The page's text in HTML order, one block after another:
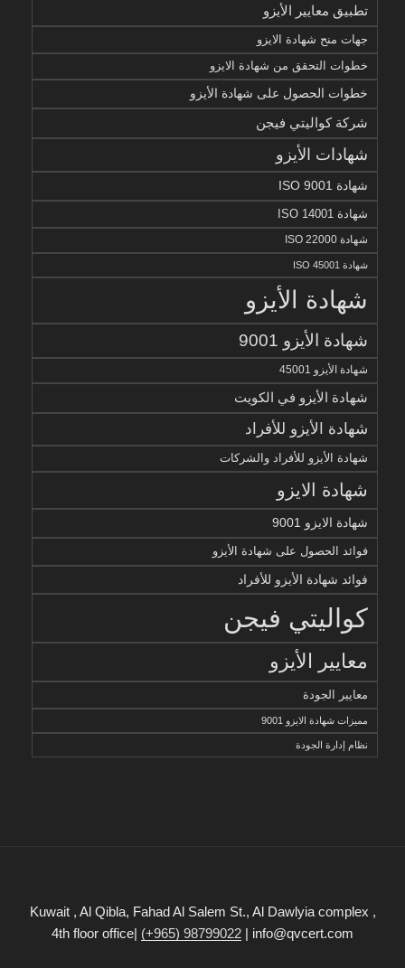
تطبيق معايير الأيزو
جهات منح شهادة الايزو
خطوات التحقق من شهادة الايزو
خطوات الحصول على شهادة الأيزو
شركة كواليتي فيجن
شهادات الأيزو
شهادة ISO 9001
شهادة ISO 14001
شهادة ISO 22000
شهادة ISO 45001
شهادة الأيزو
شهادة الأيزو 9001
شهادة الأيزو 45001
شهادة الأيزو في الكويت
شهادة الأيزو للأفراد
شهادة الأيزو للأفراد والشركات
شهادة الايزو
شهادة الايزو 9001
فوائد الحصول على شهادة الأيزو
فوائد شهادة الأيزو للأفراد
كواليتي فيجن
معايير الأيزو
معايير الجودة
مميزات شهادة الايزو 9001
نظام إدارة الجودة
Kuwait , Al Qibla, Fahad Al Salem St., Al Dawlyia complex ,
4th floor office| (+965) 98799022 | info@qvcert.com